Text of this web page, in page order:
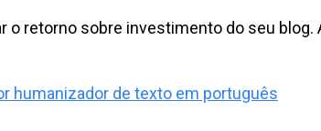
o retorno sobre investimento do seu